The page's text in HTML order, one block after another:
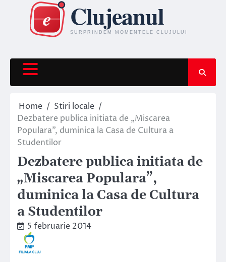
content
Home
Stiri locale
Dezbatere publica initiata de „Miscarea
Populara”, duminica la Casa de Cultura a
Studentilor
Dezbatere publica initiata de
„Miscarea Populara”,
duminica la Casa de Cultura
a Studentilor
5 februarie 2014